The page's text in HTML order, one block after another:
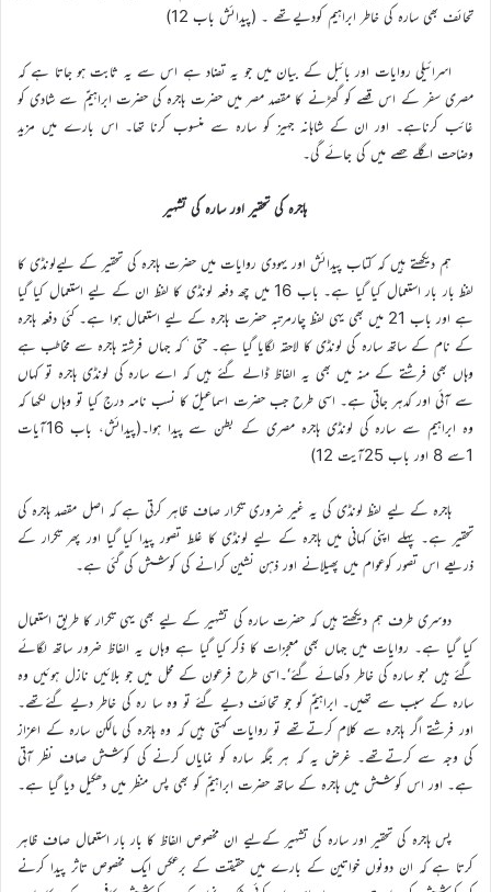
تحائف بھی سارہ کی خاطر ابراہیم کودیےتھے ۔ (پیدائش باب 12)
اسرائیلی روایات اور بائبل کے بیان میں جو یہ تضاد ہے اس سے یہ ثابت ہو جاتا ہے کہ
مصری سفر کے اس قصے کو گھڑنے کا مقصد مصر میں حضرت ہاجرہ کی حضرت ابراہیمؑ سے شادی کو
غائب کرناہے۔ اور ان کے شاہانہ جہیز کو سارہ سے منسوب کرنا تھا۔ اس بارے میں مزید
وضاحت اگلے حصے میں کی جائے گی۔
ہاجرہ کی تحقیر اور سارہ کی تشہیر
ہم دیکھتے ہیں کہ کتاب پیدائش اور یہودی روایات میں حضرت ہاجرہ کی تحقیر کے لیےلونڈی کا
لفظ بار بار استعمال کیا گیا ہے۔ باب 16 میں چھ دفعہ لونڈی کا لفظ ان کے لیے استعمال کیا گیا
ہے اور باب 21 میں بھی یہی لفظ چارمرتبہ حضرت ہاجرہ کے لیے استعمال ہوا ہے۔ کئی دفعہ ہاجرہ
کے نام کے ساتھ سارہ کی لونڈی کا لاحقہ لگایا گیا ہے۔ حتی ٰکہ جہاں فرشتہ ہاجرہ سے مخاطب ہے
وہاں بھی فرشتے کے منہ میں بھی یہ الفاظ ڈالے گئے ہیں کہ اے سارہ کی لونڈی ہاجرہ تو کہاں
سے آئی اور کدہر جاتی ہے۔ اسی طرح جب حضرت اسماعیلؑ کا نسب نامہ درج کیا تو وہاں لکھا کہ
وہ ابراہیم سے سارہ کی لونڈی ہاجرہ مصری کے بطن سے پیدا ہوا۔(پیدائش، باب 16آیات
1سے 8 اور باب 25آیت 12)
ہاجرہ کے لیے لفظ لونڈی کی یہ غیر ضروری تکرار صاف ظاہر کرتی ہے کہ اصل مقصد ہاجرہ کی
تحقیر ہے۔ پہلے اپنی کہانی میں ہاجرہ کے لیے لونڈی کا غلط تصور پیدا کیا گیا اور پھر تکرار کے
ذریعے اس تصور کوعوام میں پھیلانے اور ذہن نشین کرانے کی کوشش کی گئی ہے۔
دوسری طرف ہم دیکھتے ہیں کہ حضرت سارہ کی تشہیر کے لیے بھی یہی تکرار کا طریق استعمال
کیا گیا ہے۔ روایات میں جہاں بھی معجزات کا ذکر کیا گیا ہے وہاں یہ الفاظ ضرور ساتھ لگائے
گئے ہیں ’جو سارہ کی خاطر دکھائے گئے‘۔اسی طرح فرعون کے محل میں جو بلائیں نازل ہوئیں وہ
سارہ کے سبب سے تھیں۔ ابراہیمؑ کو جو تحائف دیے گئے تو وہ سا رہ کی خاطر دیے گئےتھے۔
اور فرشتے اگر ہاجرہ سے کلام کرتےتھے تو روایات کہتی ہیں کہ وہ ہاجرہ کی مالکن سارہ کے اعزاز
کی وجہ سے کرتےتھے۔ غرض یہ کہ ہر جگہ سارہ کو نمایاں کرنے کی کوشش صاف نظر آتی
ہے۔ اور اس کوشش میں ہاجرہ کے ساتھ حضرت ابراہیمؑ کو بھی پس منظر میں دھکیل دیا گیا ہے۔
پس ہاجرہ کی تحقیر اور سارہ کی تشہیر کےلیے ان مخصوص الفاظ کا بار بار استعمال صاف ظاہر
کرتا ہے کہ ان دونوں خواتین کے بارے میں حقیقت کے برعکس ایک مخصوص تاثر پیدا کرنے